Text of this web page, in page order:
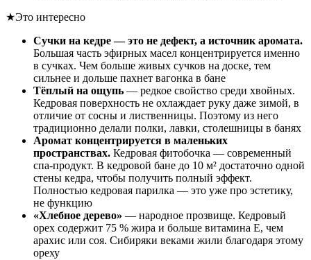
★Это интересно
Сучки на кедре — это не дефект, а источник аромата.
Большая часть эфирных масел концентрируется именно
в сучках. Чем больше живых сучков на доске, тем
сильнее и дольше пахнет вагонка в бане
Тёплый на ощупь — редкое свойство среди хвойных.
Кедровая поверхность не охлаждает руку даже зимой, в
отличие от сосны и лиственницы. Поэтому из него
традиционно делали полки, лавки, столешницы в банях
Аромат концентрируется в маленьких
пространствах. Кедровая фитобочка — современный
спа-продукт. В кедровой бане до 10 м² достаточно одной
стены кедра, чтобы получить полный эффект.
Полностью кедровая парилка — это уже про эстетику,
не функцию
«Хлебное дерево» — народное прозвище. Кедровый
орех содержит 75 % жира и больше витамина E, чем
арахис или соя. Сибиряки веками жили благодаря этому
ореху